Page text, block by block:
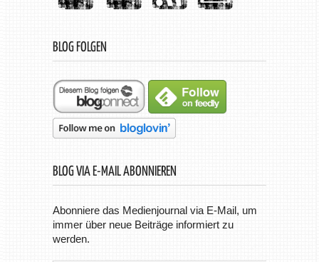
BLOG FOLGEN
BLOG VIA E-MAIL ABONNIEREN
Abonniere das Medienjournal via E-Mail, um
immer über neue Beiträge informiert zu
werden.